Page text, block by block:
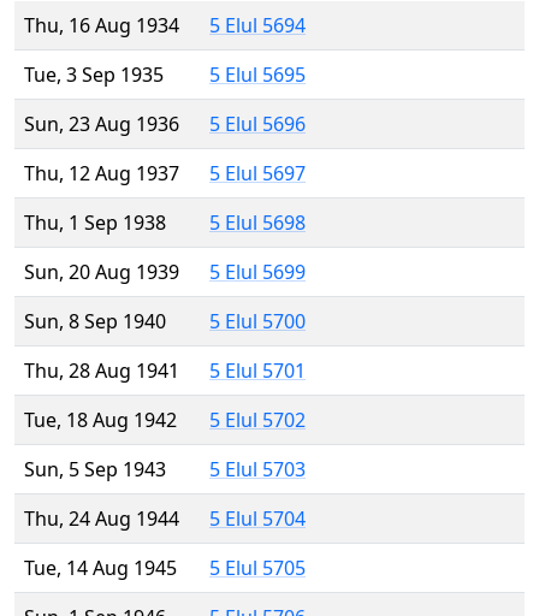
Thu, 16 Aug 1934
5 Elul 5694
Tue, 3 Sep 1935
5 Elul 5695
Sun, 23 Aug 1936
5 Elul 5696
Thu, 12 Aug 1937
5 Elul 5697
Thu, 1 Sep 1938
5 Elul 5698
Sun, 20 Aug 1939
5 Elul 5699
Sun, 8 Sep 1940
5 Elul 5700
Thu, 28 Aug 1941
5 Elul 5701
Tue, 18 Aug 1942
5 Elul 5702
Sun, 5 Sep 1943
5 Elul 5703
Thu, 24 Aug 1944
5 Elul 5704
Tue, 14 Aug 1945
5 Elul 5705